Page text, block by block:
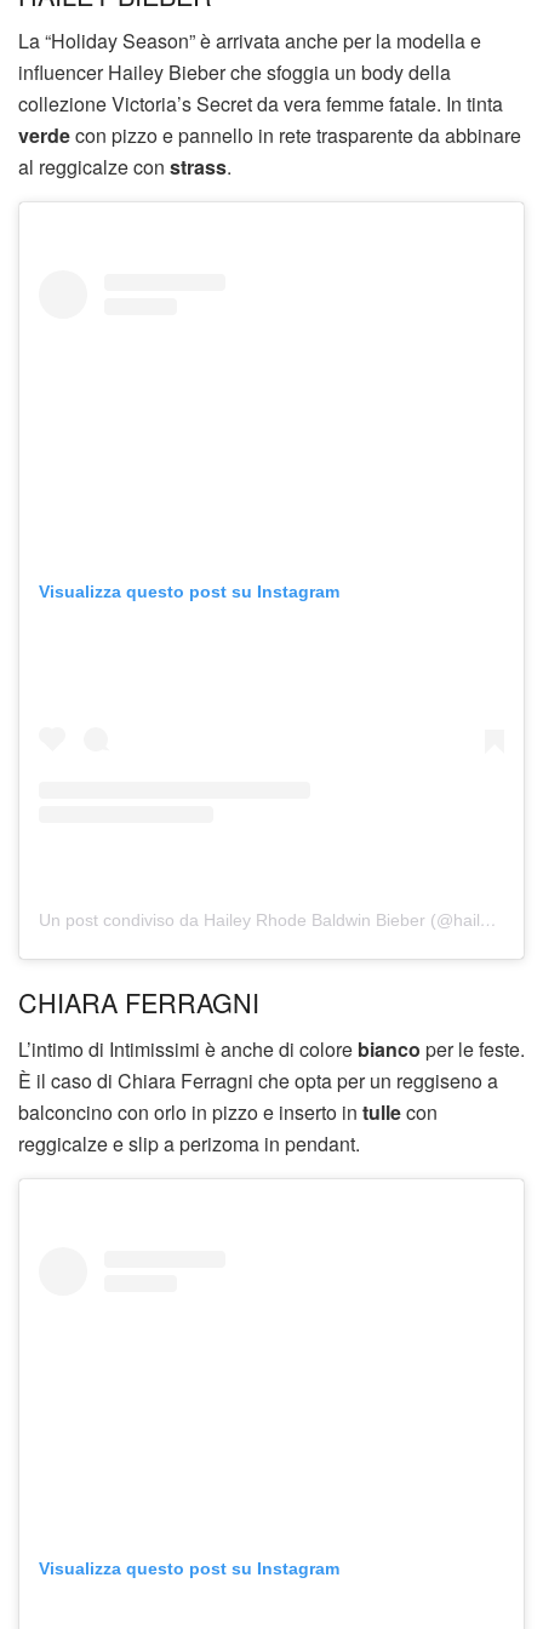
La “Holiday Season” è arrivata anche per la modella e
influencer Hailey Bieber che sfoggia un body della
collezione Victoria’s Secret da vera femme fatale. In tinta
verdecon pizzo e pannello in rete trasparente da abbinare
al reggicalze con strass.
Visualizza questo post su Instagram
Un post condiviso da Hailey Rhode Baldwin Bieber (@haileybieber)
CHIARA FERRAGNI
L’intimo di Intimissimi è anche di colore bianco per le feste.
È il caso di Chiara Ferragni che opta per un reggiseno a
balconcino con orlo in pizzo e inserto in tullecon
reggicalze e slip a perizoma in pendant.
Visualizza questo post su Instagram